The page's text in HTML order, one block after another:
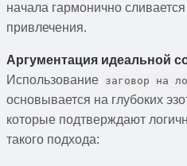
начала гармонично
привлечения.
Аргументация идеальной
Использование заговор на
основывается на глубоких
которые подтверждают
такого подхода: